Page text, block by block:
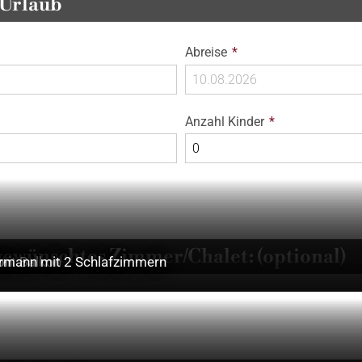
Pflichtfeld
Abreise *
Pflichtfeld
Anzahl Kinder *
Zimmer/Chalet: (optional)
Balkonmit 2 Schlafzimmern